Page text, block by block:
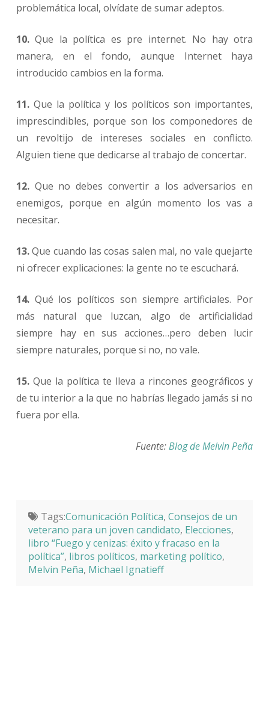
problemática local, olvídate de sumar adeptos.
10.Que la política es pre internet. No hay otra
manera, en el fondo, aunque Internet haya
introducido cambios en la forma.
11.Que la política y los políticos son importantes,
imprescindibles, porque son los componedores de
un revoltijo de intereses sociales en conflicto.
Alguien tiene que dedicarse al trabajo de concertar.
12.Que no debes convertir a los adversarios en
enemigos, porque en algún momento los vas a
necesitar.
13.Que cuando las cosas salen mal, no vale quejarte
ni ofrecer explicaciones: la gente no te escuchará.
14.Qué los políticos son siempre artificiales. Por
más natural que luzcan, algo de artificialidad
siempre hay en sus acciones…pero deben lucir
siempre naturales, porque si no, no vale.
15.Que la política te lleva a rincones geográficos y
de tu interior a la que no habrías llegado jamás si no
fuera por ella.
Fuente:Blog de Melvin Peña
Tags:Comunicación Política, Consejos de un
veterano para un joven candidato, Elecciones,
libro “Fuego y cenizas: éxito y fracaso en la
política”, libros políticos, marketing político,
Melvin Peña, Michael Ignatieff